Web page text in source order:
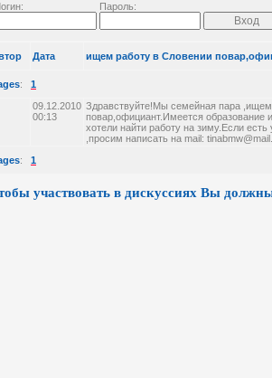
Пароль:
Дата ищем работу в Словении
: 1
09.12.2010
00:13
Здравствуйте!Мы семейная пара
повар,официант.Имеется образование
хотели найти работу на зиму.Если есть
,просим написать на mail:
: 1
участвовать в дискуссиях Вы